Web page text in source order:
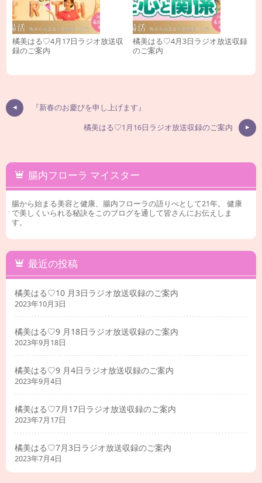
橘美はる♡4月17日ラジオ放送収
録のご案内
橘美はる♡4月3日ラジオ放送収録
のご案内
『新春のお慶びを申し上げます』
橘美はる♡1月16日ラジオ放送収録のご案内
腸内フローラ マイスター
腸から始まる美容と健康、腸内フローラの語りべとして21年。 健康
で美しくいられる秘訣をこのブログを通して皆さんにお伝えしま
す。
最近の投稿
橘美はる♡10 月3日ラジオ放送収録のご案内
2023年10月3日
橘美はる♡9 月18日ラジオ放送収録のご案内
2023年9月18日
橘美はる♡9 月4日ラジオ放送収録のご案内
2023年9月4日
橘美はる♡7月17日ラジオ放送収録のご案内
2023年7月17日
橘美はる♡7月3日ラジオ放送収録のご案内
2023年7月4日